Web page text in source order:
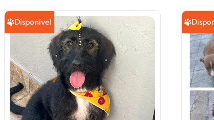
Disponível